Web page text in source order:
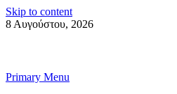
Skip to content
8 Αυγούστου, 2026
Primary Menu